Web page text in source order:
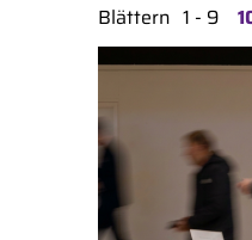
Blättern 1 - 9